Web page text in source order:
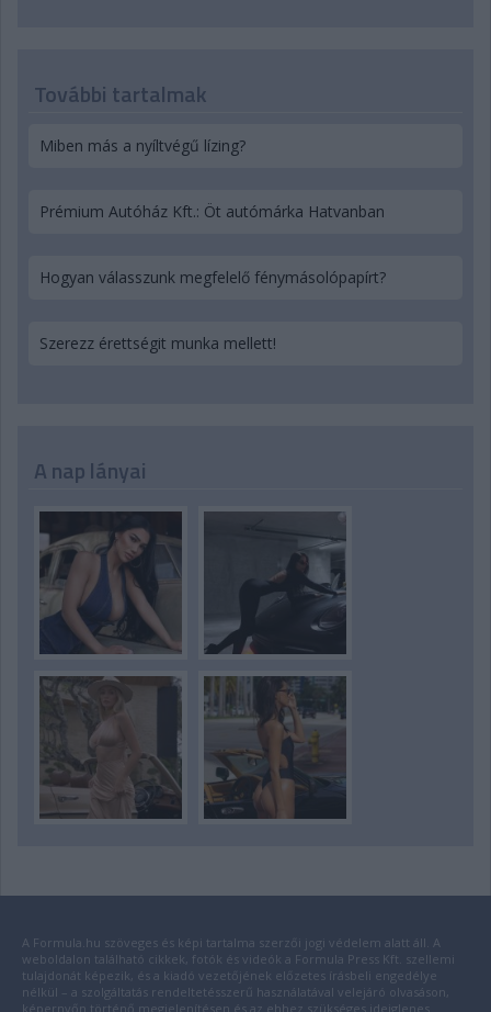
További tartalmak
Miben más a nyíltvégű lízing?
Prémium Autóház Kft.: Öt autómárka Hatvanban
Hogyan válasszunk megfelelő fénymásolópapírt?
Szerezz érettségit munka mellett!
A nap lányai
A Formula.hu szöveges és képi tartalma szerzői jogi védelem alatt áll. A
weboldalon található cikkek, fotók és videók a Formula Press Kft. szellemi
tulajdonát képezik, és a kiadó vezetőjének előzetes írásbeli engedélye
nélkül – a szolgáltatás rendeltetésszerű használatával velejáró olvasáson,
képernyőn történő megjelenítésen és az ehhez szükséges ideiglenes